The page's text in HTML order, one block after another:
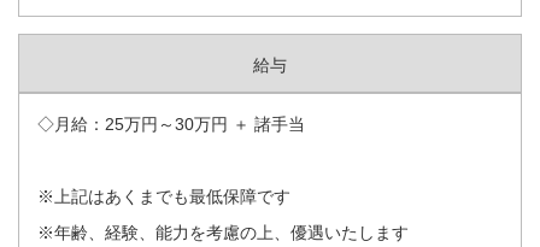
給与
◇月給：25万円～30万円 ＋ 諸手当
※上記はあくまでも最低保障です
※年齢、経験、能力を考慮の上、優遇いたします